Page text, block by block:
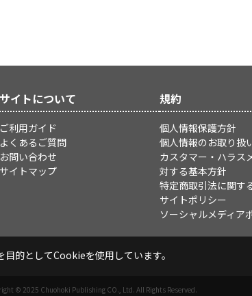
サイトについて
ご利用ガイド
よくあるご質問
お問い合わせ
サイトマップ
規約
個人情報保護方針
個人情報のお取り扱
カスタマー・ハラス
対する基本方針
特定商取引法に関す
サイトポリシー
ソーシャルメディア
© 2025 Chuohoki Publishing CO., Ltd. All Rights Reserved.
的としてCookieを使用しています。